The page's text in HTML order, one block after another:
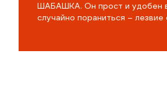
ШАБАШКА. Он прост и удобен в
случайно пораниться –